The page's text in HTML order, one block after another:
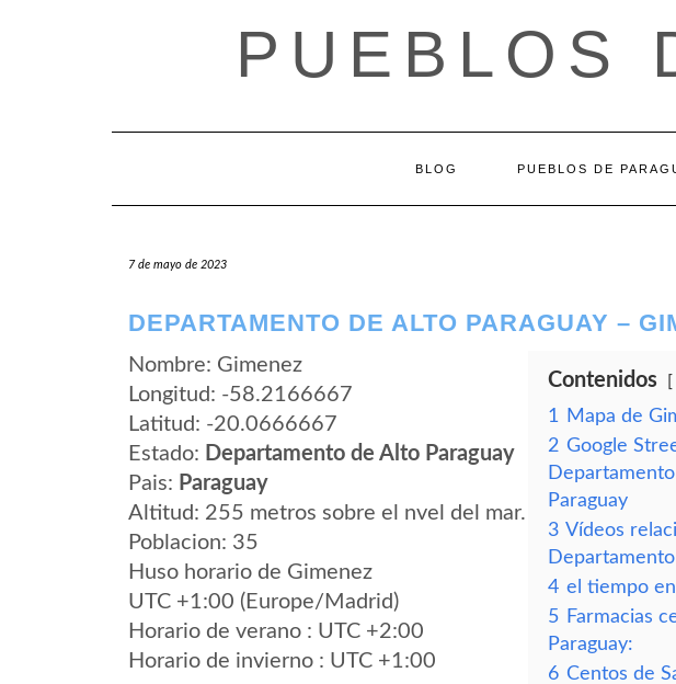
PUEBLOS
BLOG PUEBLOS DE
7 de mayo de 2023
DEPARTAMENTO DE ALTO PARAGUAY –
Nombre: Gimenez
Longitud: -58.2166667
Latitud: -20.0666667
Estado: Departamento de Alto Paraguay
Pais: Paraguay
Altitud: 255 metros sobre el nvel del mar.
Poblacion: 35
Huso horario de Gimenez
UTC +1:00 (Europe/Madrid)
Horario de verano : UTC +2:00
Horario de invierno : UTC +1:00
Contenidos
1
Mapa de
2 Google
Paraguay
3 Vídeos
4 el tiempo
5 Farmacias
Paraguay:
6 Centos de